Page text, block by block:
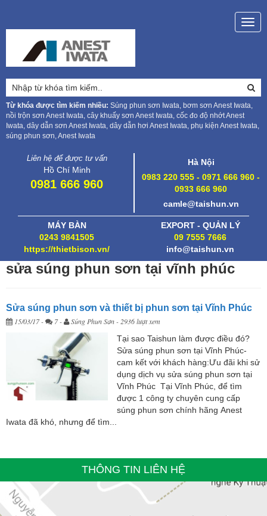
Từ khóa được tìm kiếm nhiều: Súng phun sơn Iwata, bơm sơn Anest Iwata,
nồi trộn sơn Anest Iwata, cây khuấy sơn Anest Iwata, cốc đo độ nhớt Anest
Iwata, dây dẫn sơn Anest Iwata, dây dẫn hơi Anest Iwata, phụ kiện Anest Iwata,
súng phun sơn, Anest Iwata
Liên hệ để được tư vấn
Hồ Chí Minh
0981 666 960
Hà Nội
0983 220 555 - 0971 666 960 -
0933 666 960
camle@taishun.vn
MÁY BÀN
0243 9841505
https://thietbison.vn/
EXPORT - QUẢN LÝ
09 7555 7666
info@taishun.vn
sửa súng phun sơn tại vĩnh phúc
Sửa súng phun sơn và thiết bị phun sơn tại Vĩnh Phúc
15/03/17- 7 - Súng Phun Sơn- 2936 lượt xem
Tại sao Taishun làm được điều đó?
Sửa súng phun sơn tại Vĩnh Phúc-
cam kết với khách hàng:Ưu đãi khi sử
dụng dịch vụ sửa súng phun sơn tại
Vĩnh Phúc Tại Vĩnh Phúc, để tìm
được 1 công ty chuyên cung cấp
súng phun sơn chính hãng Anest
Iwata đã khó, nhưng để tìm...
THÔNG TIN LIÊN HỆ